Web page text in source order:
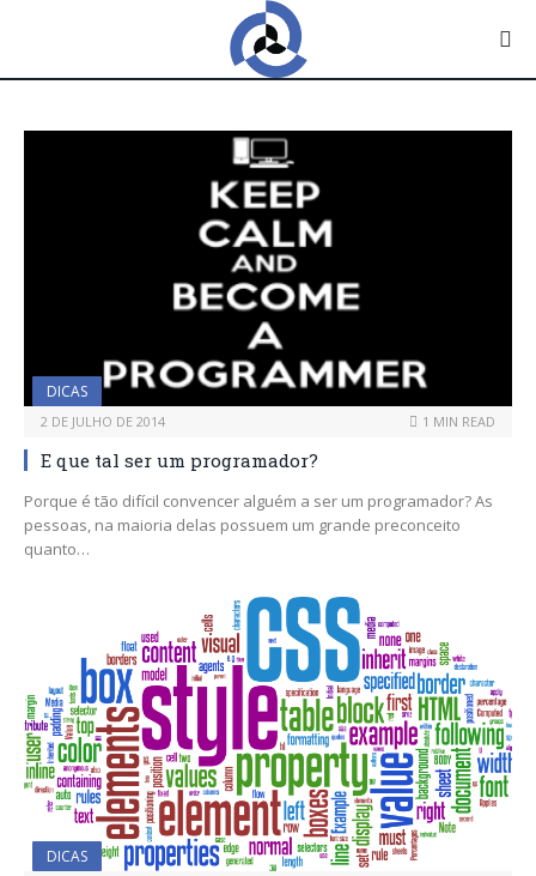
DICAS
2 DE JULHO DE 2014 1 MIN READ
E que tal ser um programador?
Porque é tão difícil convencer alguém a ser um programador? As
pessoas, na maioria delas possuem um grande preconceito
quanto…
DICAS